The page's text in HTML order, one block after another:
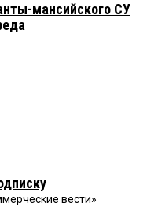
мансийского СУ
вести»